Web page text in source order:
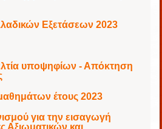
Εξετάσεων 2023
υποψηφίων - Απόκτηση
έτους 2023
για την εισαγωγή
Αξιωματικών και